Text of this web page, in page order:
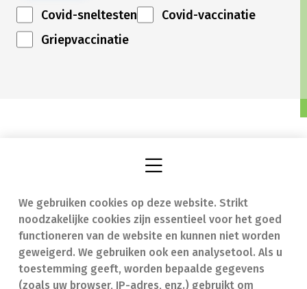
We gebruiken cookies op deze website. Strikt
noodzakelijke cookies zijn essentieel voor het goed
functioneren van de website en kunnen niet worden
geweigerd. We gebruiken ook een analysetool. Als u
toestemming geeft, worden bepaalde gegevens
(zoals uw browser, IP-adres, enz.) gebruikt om
Covid-sneltesten
Covid-vaccinatie
Griepvaccinatie
Vind een apotheek
Onze expertise
Ziekten
In geval van nood
Contact
Veelgestelde vragen